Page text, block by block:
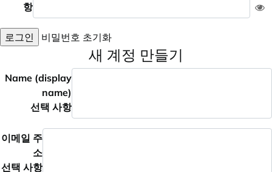
항
로그인 비밀번호 초기화
새 계정 만들기
Name (display
name)
선택 사항
이메일 주
소
선택 사항